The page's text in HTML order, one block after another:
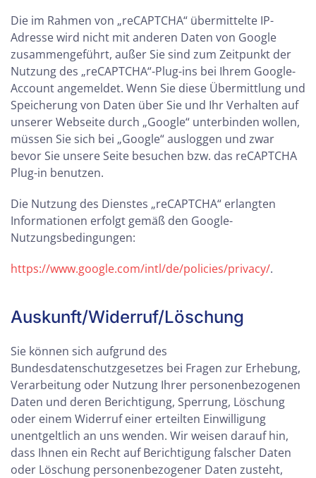
Die im Rahmen von „reCAPTCHA“ übermittelte IP-
Adresse wird nicht mit anderen Daten von Google
zusammengeführt, außer Sie sind zum Zeitpunkt der
Nutzung des „reCAPTCHA“-Plug-ins bei Ihrem Google-
Account angemeldet. Wenn Sie diese Übermittlung und
Speicherung von Daten über Sie und Ihr Verhalten auf
unserer Webseite durch „Google“ unterbinden wollen,
müssen Sie sich bei „Google“ ausloggen und zwar
bevor Sie unsere Seite besuchen bzw. das reCAPTCHA
Plug-in benutzen.
Die Nutzung des Dienstes „reCAPTCHA“ erlangten
Informationen erfolgt gemäß den Google-
Nutzungsbedingungen:
https://www.google.com/intl/de/policies/privacy/.
Auskunft/Widerruf/Löschung
Sie können sich aufgrund des
Bundesdatenschutzgesetzes bei Fragen zur Erhebung,
Verarbeitung oder Nutzung Ihrer personenbezogenen
Daten und deren Berichtigung, Sperrung, Löschung
oder einem Widerruf einer erteilten Einwilligung
unentgeltlich an uns wenden. Wir weisen darauf hin,
dass Ihnen ein Recht auf Berichtigung falscher Daten
oder Löschung personenbezogener Daten zusteht,